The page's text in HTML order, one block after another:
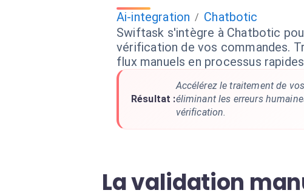
Ai-integration / Chatbotic
Swiftask s'intègre à Chatbotic
vérification de vos commandes.
flux manuels en processus
Résultat :
Accélérez le traitement de
éliminant les erreurs
vérification.
La validation